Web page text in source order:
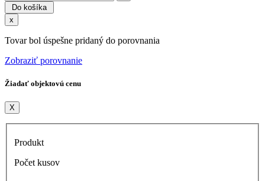
Do košíka
x
Tovar bol úspešne pridaný do porovnania
Zobraziť porovnanie
Žiadať objektovú cenu
X
Produkt
Počet kusov